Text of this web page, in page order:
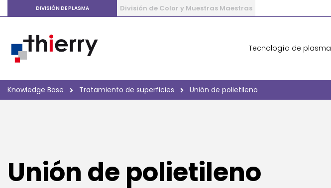
DIVISIÓN DE PLASMA División de Color y Muestras Maestras
Tecnología de plasma
Knowledge Base Tratamiento de superficies Unión de polietileno
Unión de polietileno